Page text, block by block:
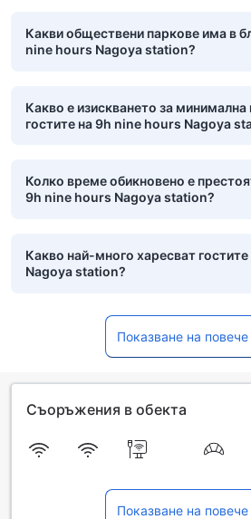
Какви обществени паркове има в
nine hours Nagoya station?
Какво е изискването за минимална
гостите на 9h nine hours Nagoya
Колко време обикновено е
9h nine hours Nagoya station?
Какво най-много харесват
Nagoya station?
Показване на
Съоръжения в обекта
Показване на